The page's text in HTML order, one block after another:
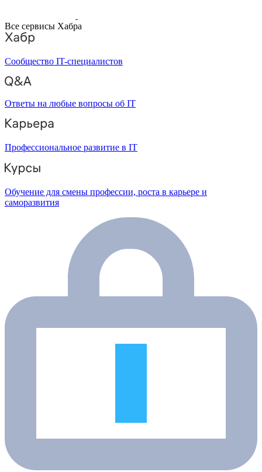
Все сервисы Хабра
Сообщество IT-специалистов
Ответы на любые вопросы об IT
Профессиональное развитие в IT
Обучение для смены профессии, роста в карьере и
саморазвития